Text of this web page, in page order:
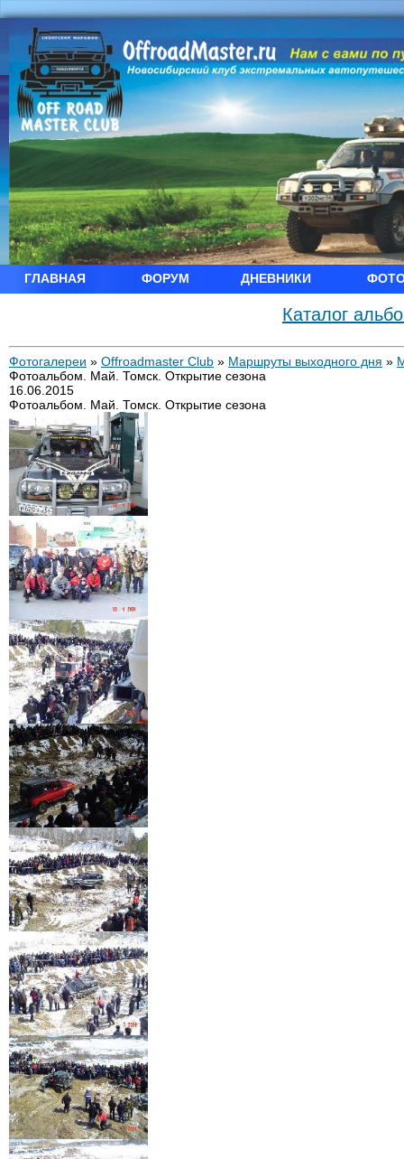
ГЛАВНАЯ ФОРУМ ДНЕВНИКИ
Каталог
Фотогалереи » Offroadmaster Club » Маршруты выходного дня »
Фотоальбом. Май. Томск. Открытие сезона
16.06.2015
Фотоальбом. Май. Томск. Открытие сезона